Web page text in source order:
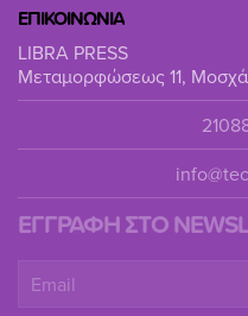
ΕΠΙΚΟΙΝΩΝΙΑ
LIBRA PRESS
Μεταμορφώσεως 11,
ΕΓΓΡΑΦΗ ΣΤΟ